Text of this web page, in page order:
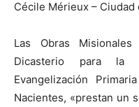
Cécile Mérieux – Ciudad
Las Obras Misionales
Dicasterio para la
Evangelización
Nacientes, «prestan un